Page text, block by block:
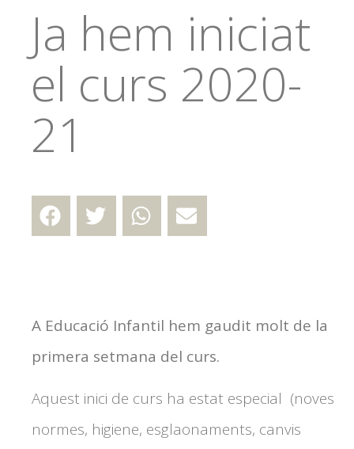
Ja hem iniciat
el curs 2020-
21
A Educació Infantil hem gaudit molt de la
primera setmana del curs.
Aquest inici de curs ha estat especial (noves
normes, higiene, esglaonaments, canvis